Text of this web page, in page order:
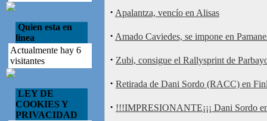
Quien esta en
linea
Actualmente hay 6
visitantes
LEY DE
COOKIES Y
PRIVACIDAD
· Apalantza, vencío en Alisas
· Amado Caviedes, se impone en
· Zubi, consigue el Rallysprint de
· Retirada de Dani Sordo (RACC) en
· !!!IMPRESIONANTE¡¡¡ Dani Sordo